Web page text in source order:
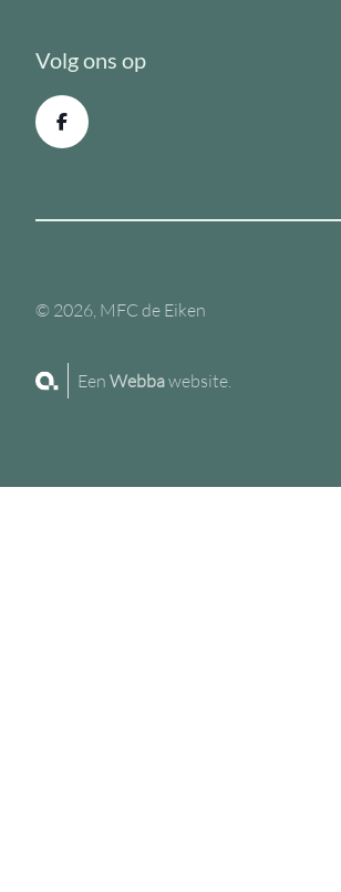
Volg ons op
© 2026, MFC de Eiken
EenWebbawebsite.